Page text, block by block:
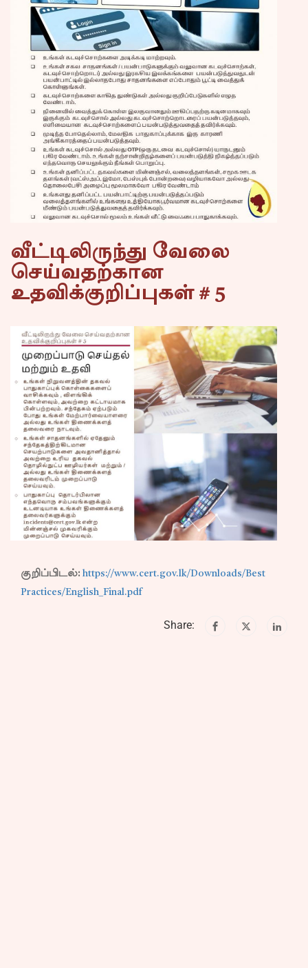
வீட்டிலிருந்து வேலை
செய்வதற்கான
உதவிக்குறிப்புகள் # 5
குறிப்பிடல்: https://www.cert.gov.lk/Downloads/Best
Practices/English_Final.pdf
Share: